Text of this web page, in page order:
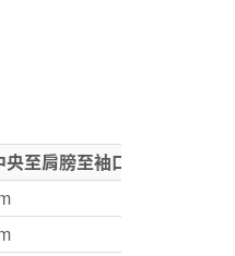
至肩膀至袖口總長